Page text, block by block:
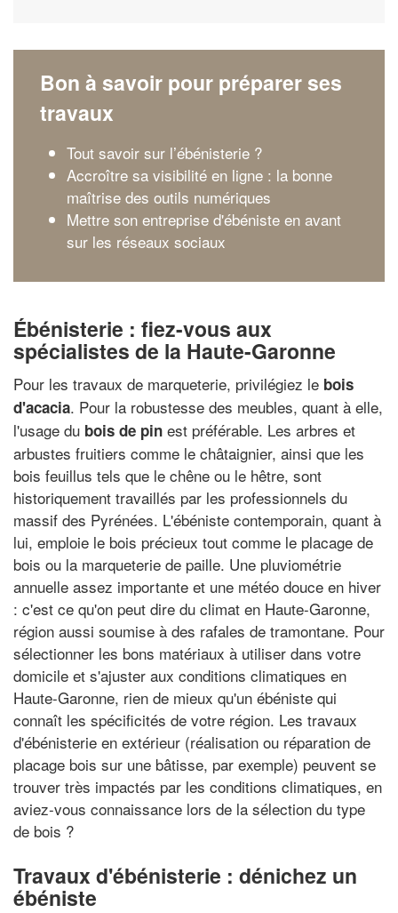
Bon à savoir pour préparer ses
travaux
Tout savoir sur l’ébénisterie ?
Accroître sa visibilité en ligne : la bonne
maîtrise des outils numériques
Mettre son entreprise d'ébéniste en avant
sur les réseaux sociaux
Ébénisterie : fiez-vous aux
spécialistes de la Haute-Garonne
Pour les travaux de marqueterie, privilégiez le bois
d'acacia. Pour la robustesse des meubles, quant à elle,
l'usage du bois de pin est préférable. Les arbres et
arbustes fruitiers comme le châtaignier, ainsi que les
bois feuillus tels que le chêne ou le hêtre, sont
historiquement travaillés par les professionnels du
massif des Pyrénées. L'ébéniste contemporain, quant à
lui, emploie le bois précieux tout comme le placage de
bois ou la marqueterie de paille. Une pluviométrie
annuelle assez importante et une météo douce en hiver
: c'est ce qu'on peut dire du climat en Haute-Garonne,
région aussi soumise à des rafales de tramontane. Pour
sélectionner les bons matériaux à utiliser dans votre
domicile et s'ajuster aux conditions climatiques en
Haute-Garonne, rien de mieux qu'un ébéniste qui
connaît les spécificités de votre région. Les travaux
d'ébénisterie en extérieur (réalisation ou réparation de
placage bois sur une bâtisse, par exemple) peuvent se
trouver très impactés par les conditions climatiques, en
aviez-vous connaissance lors de la sélection du type
de bois ?
Travaux d'ébénisterie : dénichez un
ébéniste